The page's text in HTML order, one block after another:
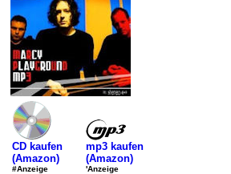
CD kaufen
(Amazon)
#Anzeige
mp3 kaufen
(Amazon)
'Anzeige